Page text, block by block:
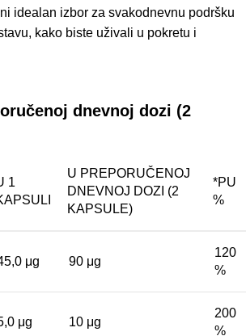
idealan izbor za svakodnevnu podršku
kako biste uživali u pokretu i
dnevnoj dozi (2
1
U PREPORUČENOJ
DNEVNOJ DOZI (2
KAPSULE)
*PU
%
μg 90 μg
120
%
μg 10 μg
200
%